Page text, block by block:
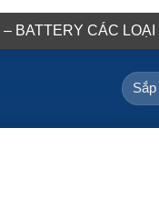
– BATTERY CÁC LOẠI